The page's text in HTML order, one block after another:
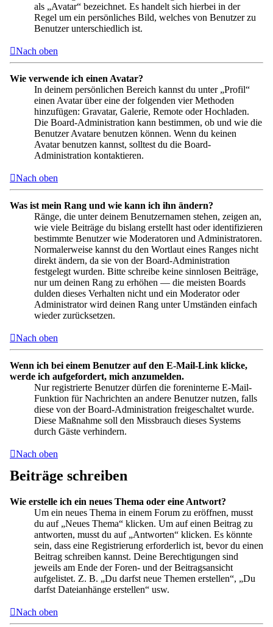
als „Avatar“ bezeichnet. Es handelt sich hierbei in der
Regel um ein persönliches Bild, welches von Benutzer zu
Benutzer unterschiedlich ist.
Nach oben
Wie verwende ich einen Avatar?
In deinem persönlichen Bereich kannst du unter „Profil“
einen Avatar über eine der folgenden vier Methoden
hinzufügen: Gravatar, Galerie, Remote oder Hochladen.
Die Board-Administration kann bestimmen, ob und wie die
Benutzer Avatare benutzen können. Wenn du keinen
Avatar benutzen kannst, solltest du die Board-
Administration kontaktieren.
Nach oben
Was ist mein Rang und wie kann ich ihn ändern?
Ränge, die unter deinem Benutzernamen stehen, zeigen an,
wie viele Beiträge du bislang erstellt hast oder identifizieren
bestimmte Benutzer wie Moderatoren und Administratoren.
Normalerweise kannst du den Wortlaut eines Ranges nicht
direkt ändern, da sie von der Board-Administration
festgelegt wurden. Bitte schreibe keine sinnlosen Beiträge,
nur um deinen Rang zu erhöhen — die meisten Boards
dulden dieses Verhalten nicht und ein Moderator oder
Administrator wird deinen Rang unter Umständen einfach
wieder zurücksetzen.
Nach oben
Wenn ich bei einem Benutzer auf den E-Mail-Link klicke,
werde ich aufgefordert, mich anzumelden.
Nur registrierte Benutzer dürfen die foreninterne E-Mail-
Funktion für Nachrichten an andere Benutzer nutzen, falls
diese von der Board-Administration freigeschaltet wurde.
Diese Maßnahme soll den Missbrauch dieses Systems
durch Gäste verhindern.
Nach oben
Beiträge schreiben
Wie erstelle ich ein neues Thema oder eine Antwort?
Um ein neues Thema in einem Forum zu eröffnen, musst
du auf „Neues Thema“ klicken. Um auf einen Beitrag zu
antworten, musst du auf „Antworten“ klicken. Es könnte
sein, dass eine Registrierung erforderlich ist, bevor du einen
Beitrag schreiben kannst. Deine Berechtigungen sind
jeweils am Ende der Foren- und der Beitragsansicht
aufgelistet. Z. B. „Du darfst neue Themen erstellen“, „Du
darfst Dateianhänge erstellen“ usw.
Nach oben